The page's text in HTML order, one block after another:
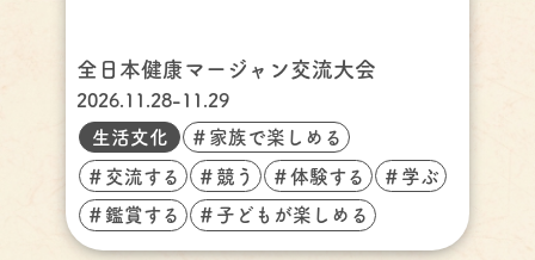
全日本健康マージャン交流大会
2026.11.28-11.29
生活文化
＃家族で楽しめる
＃交流する ＃競う ＃体験する ＃学ぶ
＃鑑賞する ＃子どもが楽しめる